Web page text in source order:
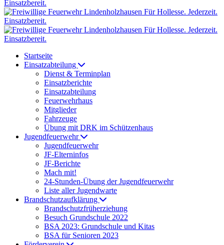
Startseite
Einsatzabteilung
Dienst & Terminplan
Einsatzberichte
Einsatzabteilung
Feuerwehrhaus
Mitglieder
Fahrzeuge
Übung mit DRK im Schützenhaus
Jugendfeuerwehr
Jugendfeuerwehr
JF-Elterninfos
JF-Berichte
Mach mit!
24-Stunden-Übung der Jugendfeuerwehr
Liste aller Jugendwarte
Brandschutzaufklärung
Brandschutzfrüherziehung
Besuch Grundschule 2022
BSA 2023: Grundschule und Kitas
BSA für Senioren 2023